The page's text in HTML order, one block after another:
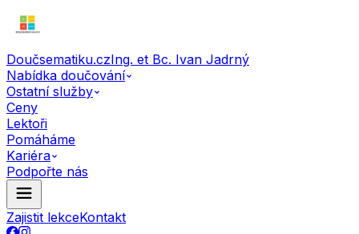
Doučsematiku.czIng. et Bc. Ivan Jadrný
Nabídka doučování
Ostatní služby
Ceny
Lektoři
Pomáháme
Kariéra
Podpořte nás
Zajistit lekceKontakt